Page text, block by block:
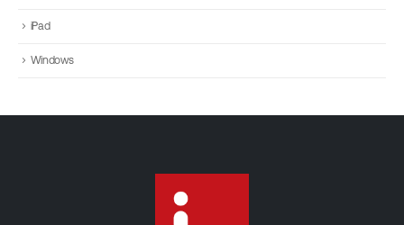
iPad
Windows